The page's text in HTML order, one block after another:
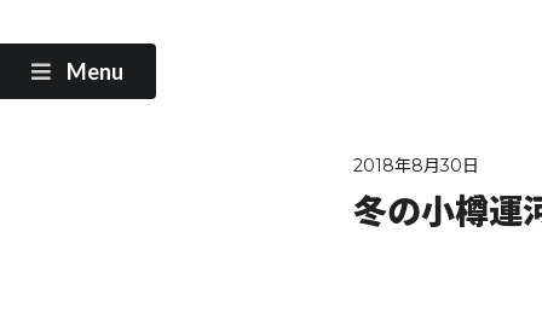
Menu
2018年8月30日
冬の小樽運